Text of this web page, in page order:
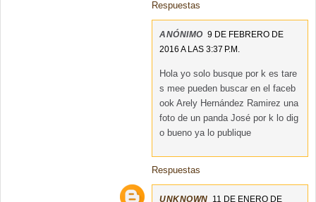
Respuestas
ANÓNIMO 9 DE FEBRERO DE
2016 A LAS 3:37 P.M.
Hola yo solo busque por k es tare
s mee pueden buscar en el faceb
ook Arely Hernández Ramirez una
foto de un panda José por k lo dig
o bueno ya lo publique
Respuestas
UNKNOWN 11 DE ENERO DE